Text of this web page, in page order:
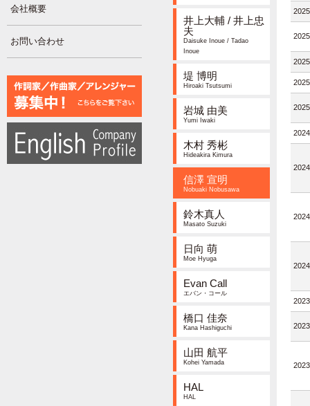
会社概要
お問い合わせ
井上大輔 / 井上忠
夫
Daisuke Inoue / Tadao
Inoue
堤 博明
Hiroaki Tsutsumi
岩城 由美
Yumi Iwaki
木村 秀彬
Hideakira Kimura
信澤 宣明
Nobuaki Nobusawa
鈴木真人
Masato Suzuki
日向 萌
Moe Hyuga
Evan Call
エバン・コール
橋口 佳奈
Kana Hashiguchi
山田 航平
Kohei Yamada
HAL
HAL